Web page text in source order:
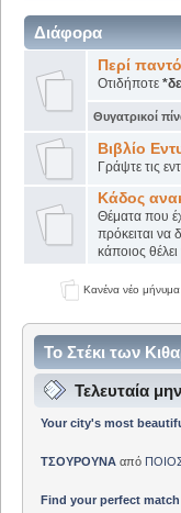
Διάφορα
Περί
Οτιδήποτε
Θυγατρικοί
Βιβλίο
Γράψτε τις
Κάδος
Θέματα που
πρόκειται να
κάποιος
Κανένα νέο μήνυμα
Το Στέκι των
Τελευταία
Your city's most
ΤΣΟΥΡΟΥΝΑαπό
Find your perfect